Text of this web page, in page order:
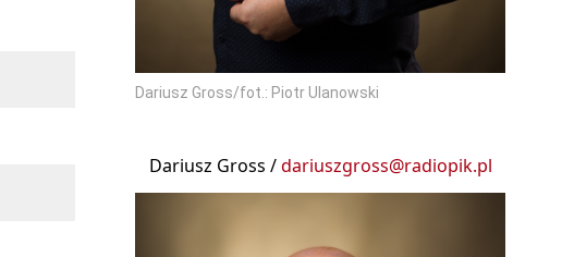
Dariusz Gross/fot.: Piotr Ulanowski
Dariusz Gross /dariuszgross@radiopik.pl